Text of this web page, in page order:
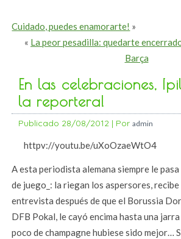
Cuidado, puedes enamorarte! »
« La peor pesadilla: quedarte
Barça
En las celebraciones,
la reportera!
Publicado 28/08/2012 | Por admin
httpv://youtu.be/uXoOzaeWtO4
A esta periodista alemana siempre le
de juego_: la riegan los aspersores,
entrevista después de que el Borussia
DFB Pokal, le cayó encima hasta una jarra
poco de champagne hubiese sido mejor…